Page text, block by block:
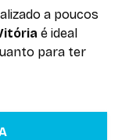
a poucos
é ideal
para ter